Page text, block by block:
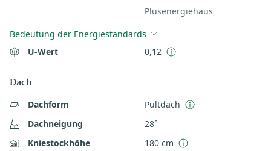
Plusenergiehaus
Bedeutung der Energiestandards
U-Wert
0,12
Dach
Dachform
Pultdach
Dachneigung
28°
Kniestockhöhe
180 cm